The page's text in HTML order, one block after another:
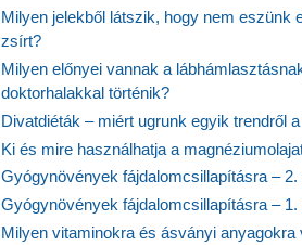
Milyen jelekből látszik, hogy nem eszünk
zsírt?
Milyen előnyei vannak a
doktorhalakkal történik?
Divatdiéták – miért ugrunk egyik trendről
Ki és mire használhatja a
Gyógynövények fájdalomcsillapításra – 2.
Gyógynövények fájdalomcsillapításra – 1.
Milyen vitaminokra és ásványi anyagokra